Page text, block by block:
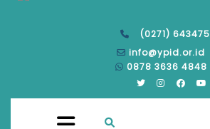
(0271) 643475
info@ypid.or.id
0878 3636 4848